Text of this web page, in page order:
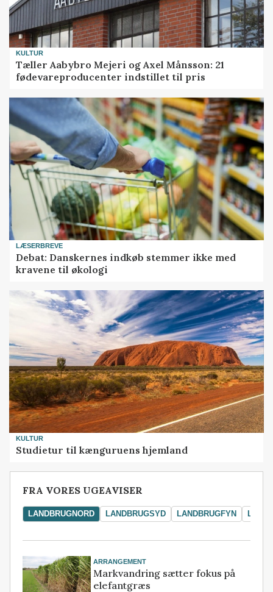
KULTUR
Tæller Aabybro Mejeri og Axel Månsson: 21
fødevareproducenter indstillet til pris
LÆSERBREVE
Debat: Danskernes indkøb stemmer ikke med
kravene til økologi
KULTUR
Studietur til kænguruens hjemland
FRA VORES UGEAVISER
LANDBRUGNORD LANDBRUGSYD LANDBRUGFYN
ARRANGEMENT
Markvandring sætter fokus på
elefantgræs